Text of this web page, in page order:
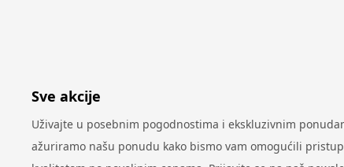
Sve akcije
Uživajte u posebnim pogodnostima i ekskluzivnim
ažuriramo našu ponudu kako bismo vam omogućili